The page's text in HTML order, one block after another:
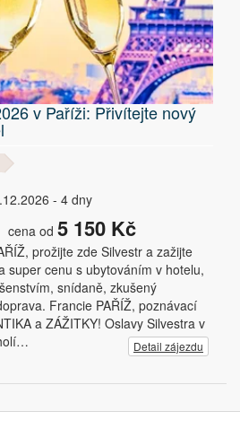
v Paříži: Přivítejte nový
- 4 dny
cena od 5 150 Kč
prožijte zde Silvestr a zažijte
super cenu s ubytováním v hotelu,
snídaně, zkušený
Francie PAŘÍŽ, poznávací
a ZÁŽITKY! Oslavy Silvestra v
Detail zájezdu